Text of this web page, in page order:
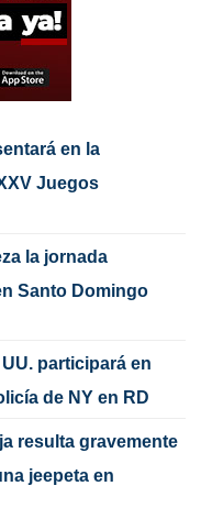
en la
Juegos
la jornada
Santo Domingo
participará en
de NY en RD
resulta gravemente
jeepeta en